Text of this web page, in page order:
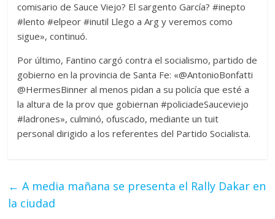
comisario de Sauce Viejo? El sargento García? #inepto
#lento #elpeor #inutil Llego a Arg y veremos como
sigue», continuó.
Por último, Fantino cargó contra el socialismo, partido de
gobierno en la provincia de Santa Fe: «@AntonioBonfatti
@HermesBinner al menos pidan a su policía que esté a
la altura de la prov que gobiernan ‪#‎policiadeSauceviejo‬
‪#‎ladrones‬», culminó, ofuscado, mediante un tuit
personal dirigido a los referentes del Partido Socialista.
← A media mañana se presenta el Rally Dakar en
la ciudad